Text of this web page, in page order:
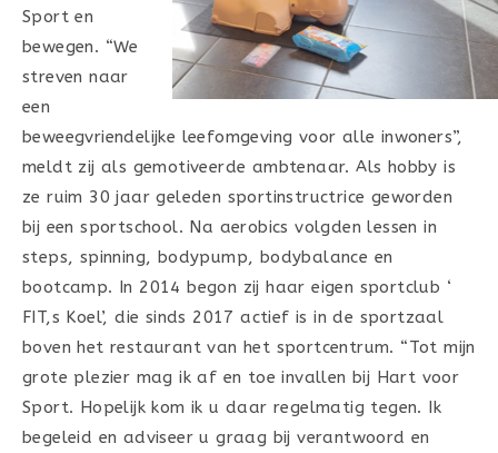
Sport en
bewegen. “We
streven naar
een
beweegvriendelijke leefomgeving voor alle inwoners”,
meldt zij als gemotiveerde ambtenaar. Als hobby is
ze ruim 30 jaar geleden sportinstructrice geworden
bij een sportschool. Na aerobics volgden lessen in
steps, spinning, bodypump, bodybalance en
bootcamp. In 2014 begon zij haar eigen sportclub ‘
FIT,s Koel’, die sinds 2017 actief is in de sportzaal
boven het restaurant van het sportcentrum. “Tot mijn
grote plezier mag ik af en toe invallen bij Hart voor
Sport. Hopelijk kom ik u daar regelmatig tegen. Ik
begeleid en adviseer u graag bij verantwoord en